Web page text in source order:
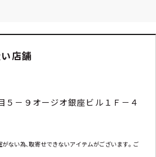
店舗
５－９オージオ銀座ビル１Ｆ－４
ない為､取寄せできないアイテムがございます｡ ご